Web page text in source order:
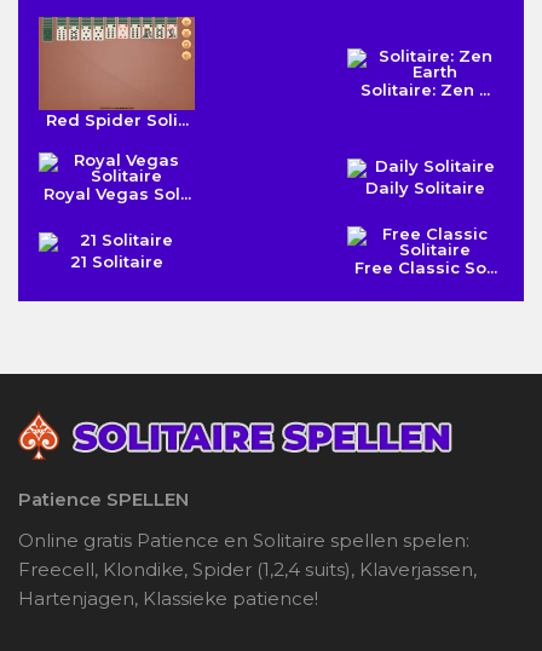
Red Spider Soli...
Solitaire: Zen ...
Royal Vegas Sol... Daily Solitaire
21 Solitaire Free Classic So...
Patience SPELLEN
Online gratis Patience en Solitaire spellen spelen:
Freecell, Klondike, Spider (1,2,4 suits), Klaverjassen,
Hartenjagen, Klassieke patience!